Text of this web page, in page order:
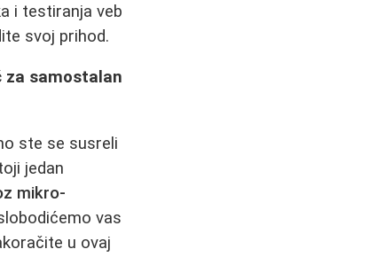
i testiranja veb
svoj prihod.
za samostalan
ste se susreli
jedan
mikro-
vas
u ovaj